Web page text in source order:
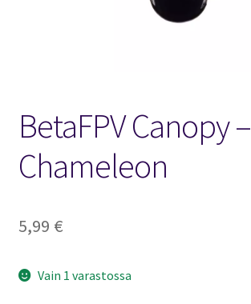
Kassa
Yhteystiedot
BetaFPV Canopy –
Chameleon
5,99 €
Vain 1 varastossa